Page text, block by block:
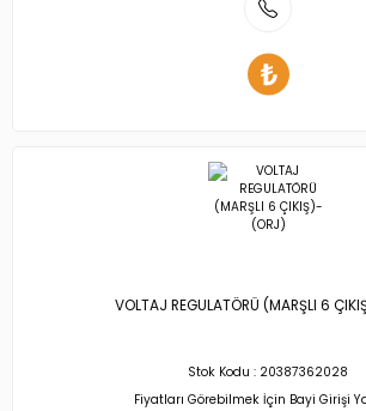
VOLTAJ REGULATÖRÜ (MARŞLI 6
Stok Kodu : 20387362028
Fiyatları Görebilmek İçin Bayi Girişi